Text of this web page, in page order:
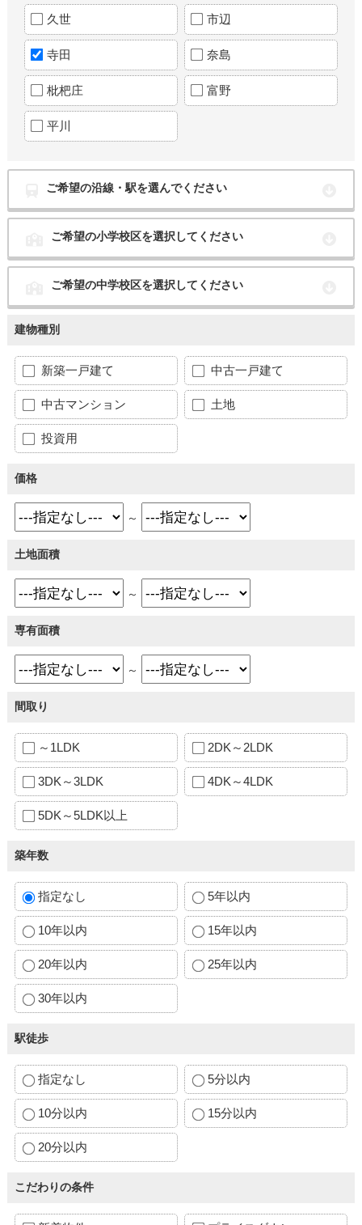
久世 市辺
寺田 奈島
枇杷庄 富野
平川
ご希望の沿線・駅を選んでください
ご希望の小学校区を選択してください
ご希望の中学校区を選択してください
建物種別
新築一戸建て 中古一戸建て
中古マンション 土地
投資用
価格
～
土地面積
～
専有面積
～
間取り
～1LDK 2DK～2LDK
3DK～3LDK 4DK～4LDK
5DK～5LDK以上
築年数
指定なし 5年以内
10年以内 15年以内
20年以内 25年以内
30年以内
駅徒歩
指定なし 5分以内
10分以内 15分以内
20分以内
こだわりの条件